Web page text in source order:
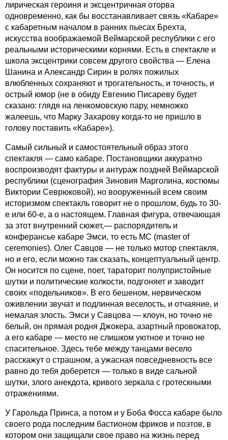
лирическая героиня и эксцентричная оторва
одновременно, как бы восстанавливает связь «Кабаре»
с кабаретным началом в ранних пьесах Брехта,
искусства воображаемой Веймарской республики с его
реальными историческими корнями. Есть в спектакле и
школа эксцентрики совсем другого свойства — Елена
Шанина и Александр Сирин в ролях пожилых
влюбленных сохраняют и трогательность, и точность, и
острый юмор (не в обиду Евгению Писареву будет
сказано: глядя на ленкомовскую пару, немножко
жалеешь, что Марку Захарову когда-то не пришло в
голову поставить «Кабаре»).
Самый сильный и самостоятельный образ этого
спектакля — само кабаре. Постановщики аккуратно
воспроизводят фактуры и антураж поздней Веймарской
республики (сценография Зиновия Марголина, костюмы
Виктории Севрюковой), но вооруженный всем своим
историзмом спектакль говорит не о прошлом, будь то 30-
е или 60-е, а о настоящем. Главная фигура, отвечающая
за этот внутренний сюжет,— распорядитель и
конферансье кабаре Эмси, то есть MC (master of
ceremonies). Олег Савцов — не только мотор спектакля,
но и его, если можно так сказать, концептуальный центр.
Он носится по сцене, поет, тараторит полупристойные
шутки и политические колкости, подгоняет и заводит
своих «подельников». В его бешеном, нервическом
оживлении звучат и подлинная веселость, и отчаяние, и
немалая злость. Эмси у Савцова — клоун, но точно не
белый, он прямая родня Джокера, азартный провокатор,
а его кабаре — место не слишком уютное и точно не
спасительное. Здесь тебе между танцами весело
расскажут о страшном, а ужасная повседневность все
равно до тебя доберется — только в виде сальной
шутки, злого анекдота, кривого зеркала с гротескными
отражениями.
У Гарольда Принса, а потом и у Боба Фосса кабаре было
своего рода последним бастионом фриков и поэтов, в
котором они защищали свое право на жизнь перед